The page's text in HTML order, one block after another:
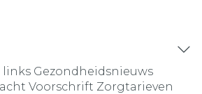
links Gezondheidsnieuws
Voorschrift Zorgtarieven